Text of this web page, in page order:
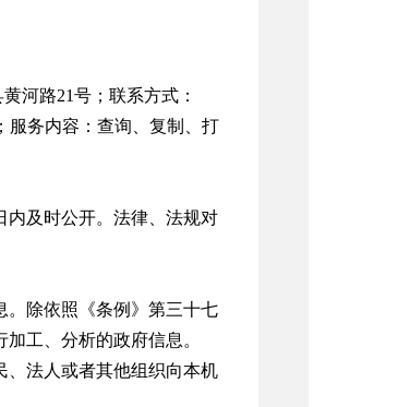
河路21号；联系方式：
服务内容：查询、复制、打
内及时公开。法律、法规对
。除依照《条例》第三十七
工、分析的政府信息。
、法人或者其他组织向本机